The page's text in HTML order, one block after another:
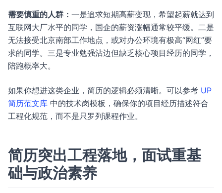
需要慎重的人群： 一是追求短期高薪变现，希望起薪就达到
互联网大厂水平的同学，国企的薪资涨幅通常较平缓。二是
无法接受北京南部工作地点，或对办公环境有极高“网红”要
求的同学。三是专业勉强沾边但缺乏核心项目经历的同学，
陪跑概率大。
如果你想进这类企业，简历的逻辑必须清晰。可以参考 UP
简历范文库 中的技术岗模板，确保你的项目经历描述符合
工程化规范，而不是只罗列课程作业。
简历突出工程落地，面试重基
础与政治素养